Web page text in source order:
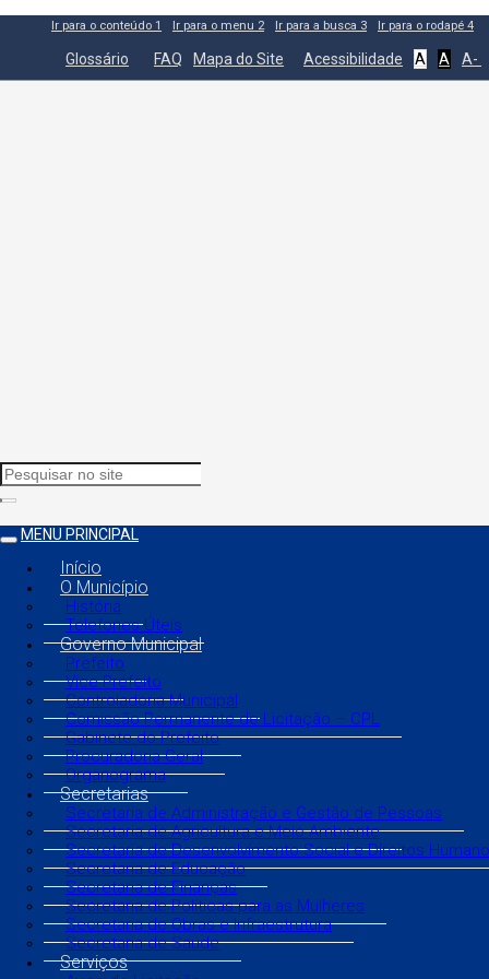
Ir para o conteúdo 1 Ir para o menu 2 Ir para a busca 3 Ir para o rodapé 4
Glossário FAQ Mapa do Site Acessibilidade A A A-
MENU PRINCIPAL
Início
O Município
História
Telefones Úteis
Governo Municipal
Prefeito
Vice Prefeito
Controladoria Municipal
Comissão Permanente de Licitação – CPL
Gabinete do Prefeito
Procuradoria Geral
Organograma
Secretarias
Secretaria de Administração e Gestão de Pessoas
Secretaria de Agricultura e Meio Ambiente
Secretaria de Desenvolvimento Social e Direitos
Secretaria de Educação
Secretaria de Finanças
Secretaria de Políticas para as Mulheres
Secretaria de Obras e Infraestrutura
Secretaria de Saúde
Serviços